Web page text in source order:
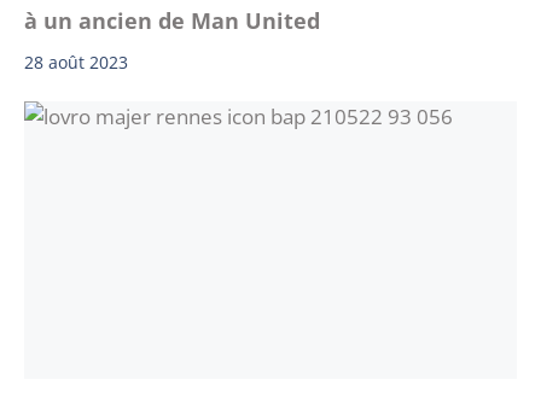
à un ancien de Man United
28 août 2023